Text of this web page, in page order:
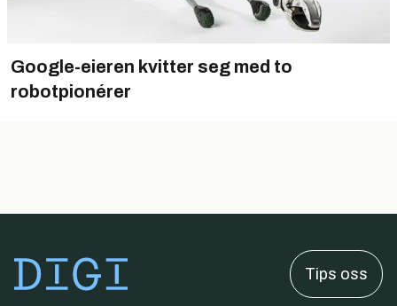
Google-eieren kvitter seg med to
robotpionérer
Tips oss